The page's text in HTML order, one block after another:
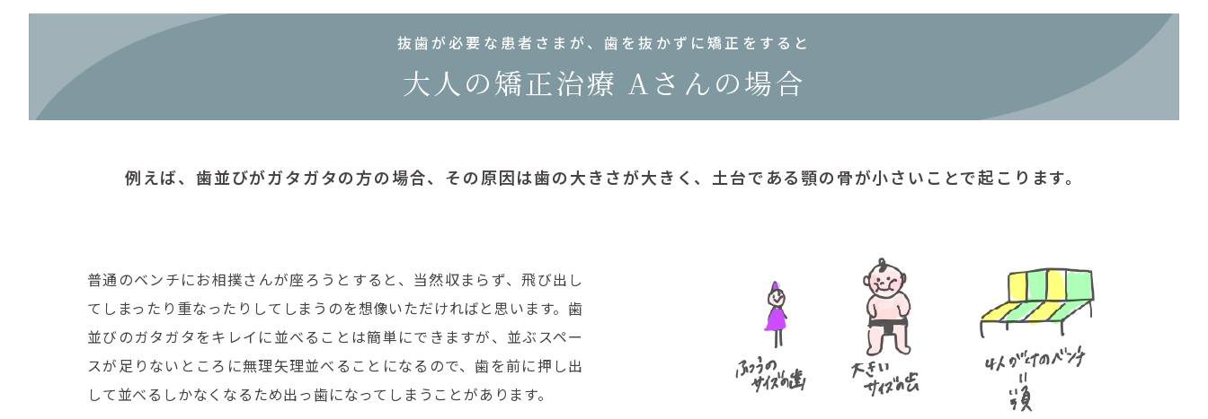
抜歯が必要な患者さまが、歯を抜かずに矯正をすると
大人の矯正治療 Aさんの場合
例えば、歯並びがガタガタの方の場合、その原因は歯の大きさが大きく、土台である顎の骨が小さいことで起こります。
普通のベンチにお相撲さんが座ろうとすると、当然収まらず、飛び出し
てしまったり重なったりしてしまうのを想像いただければと思います。歯
並びのガタガタをキレイに並べることは簡単にできますが、並ぶスペー
スが足りないところに無理矢理並べることになるので、歯を前に押し出
して並べるしかなくなるため出っ歯になってしまうことがあります。